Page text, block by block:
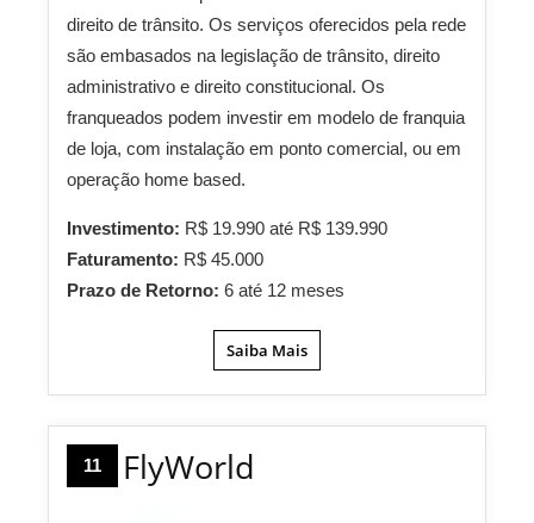
direito de trânsito. Os serviços oferecidos pela rede
são embasados na legislação de trânsito, direito
administrativo e direito constitucional. Os
franqueados podem investir em modelo de franquia
de loja, com instalação em ponto comercial, ou em
operação home based.
Investimento: R$ 19.990 até R$ 139.990
Faturamento: R$ 45.000
Prazo de Retorno: 6 até 12 meses
Saiba Mais
11 FlyWorld